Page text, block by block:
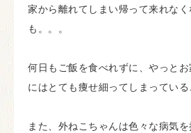
家から離れてしまい帰って来れな
も。。。
何日もご飯を食べれずに、やっと
にはとても痩せ細ってしまっている
また、外ねこちゃんは色々な病気